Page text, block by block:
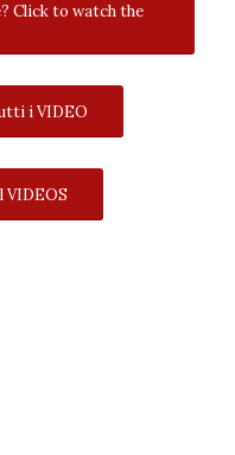
Click to watch the
i VIDEO
VIDEOS